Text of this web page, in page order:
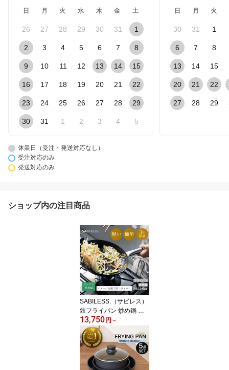
日 月 火 水 木 金 土
26 27 28 29 30 31 1
2 3 4 5 6 7 8
9 10 11 12 13 14 15
16 17 18 19 20 21 22
23 24 25 26 27 28 29
30 31 1 2 3 4 5
日 月 火
30 31 1
6 7 8
13 14 15
20 21 22
27 28 29
休業日（受注・発送対応なし）
受注対応のみ
発送対応のみ
ショップ内の注目商品
SABILESS.（サビレス）
鉄フライパン 炒め鍋 深
型 窒化鉄 26cm 28cm ダ
ブルシーズニング加工｜
サビにくい・焦げ落とし
簡単・鉄フライパン初心
者向け サビ3年保証付き
チタンハンドル ガス火 I
13,750円 ～